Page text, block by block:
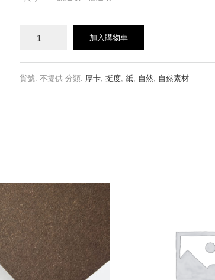
數
加入購物車
貨號: 不提供 分類: 厚卡, 挺度, 紙, 自然, 自然素材